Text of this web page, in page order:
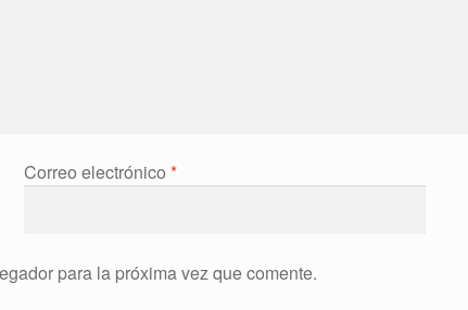
Correo electrónico *
para la próxima vez que comente.